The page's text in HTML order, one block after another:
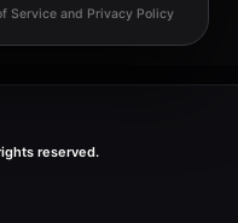
Service and Privacy Policy
reserved.